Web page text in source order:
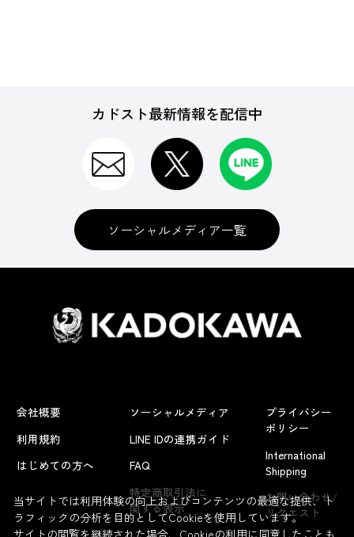
カドスト最新情報を配信中
ソーシャルメディア一覧
会社概要
利用規約
はじめての方へ
ソーシャルメディア
LINE IDの連携ガイド
FAQ
特定商取引法に
関する表示
プライバシー
ポリシー
International
Shipping
お問い合わせ/
リクエスト
当サイトでは利用体験の向上およびコンテンツの最適な提供、ト
ラフィックの分析を目的としてCookieを使用しています。